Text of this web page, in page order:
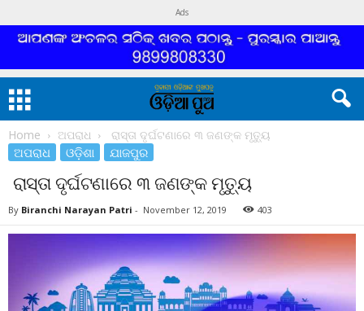
Ads
Home ଅପରାଧ ରାସ୍ତା ଦୃର୍ଘଟଣାରେ ୩ ଜଣଙ୍କ ମୃତ୍ୟୁ
ଅପରାଧ ଓଡ଼ିଶା ଯାଜପୁର
ରାସ୍ତା ଦୃର୍ଘଟଣାରେ ୩ ଜଣଙ୍କ ମୃତ୍ୟୁ
By Biranchi Narayan Patri - November 12, 2019 403